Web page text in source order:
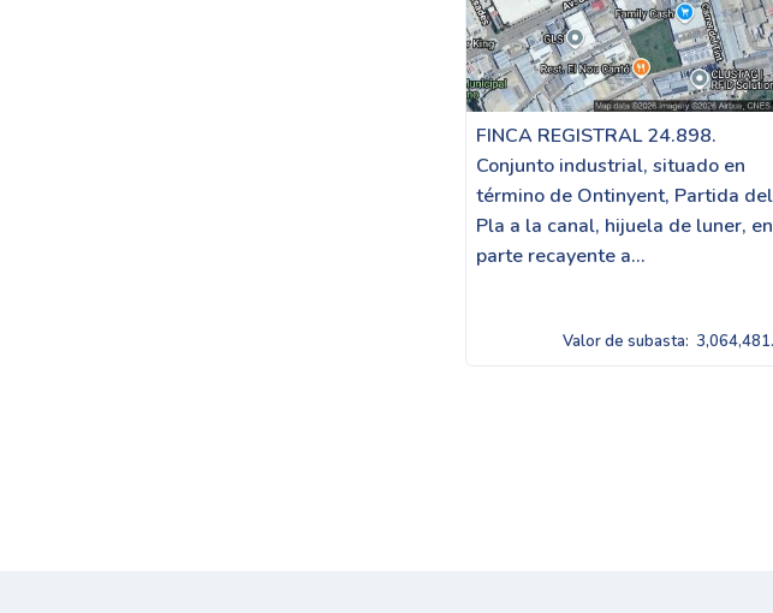
FINCA REGISTRAL 24.898.
Conjunto industrial, situado en
término de Ontinyent, Partida del
Pla a la canal, hijuela de luner, en
parte recayente a...
Valor de subasta: